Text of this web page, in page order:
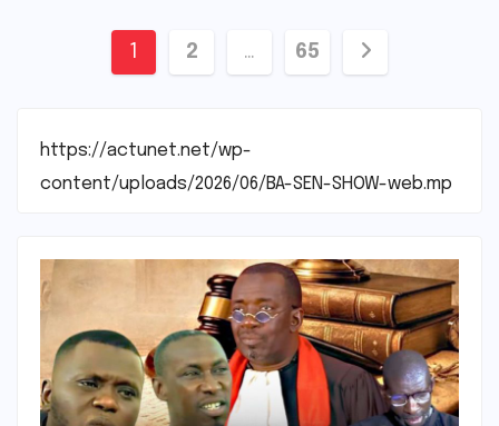
Pagination
publications
1 2 … 65
https://actunet.net/wp-
content/uploads/2026/06/BA-SEN-SHOW-web.mp